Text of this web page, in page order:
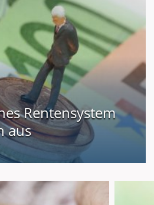
Rentensystem
aus